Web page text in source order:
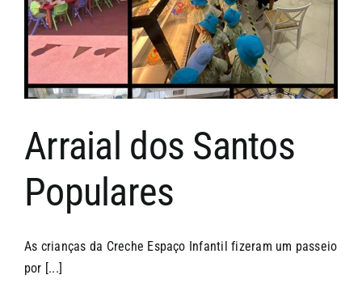
Arraial dos Santos
Populares
As crianças da Creche Espaço Infantil fizeram um passeio
por [...]